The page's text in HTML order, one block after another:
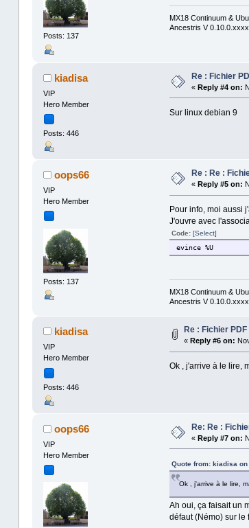
Posts: 137
MX18 Continuum &
Ancestris V 0.10.0.xxxx
kiadisa
VIP
Hero Member
Posts: 446
Re : Fichier
« Reply #4 on:
Sur linux debian 9
oops66
VIP
Hero Member
Posts: 137
Re : Re :
« Reply #5 on:
Pour info, moi aussi
J'ouvre avec
Code: [Select]
evince %U
MX18 Continuum &
Ancestris V 0.10.0.xxxx
kiadisa
VIP
Hero Member
Posts: 446
Re : Fichier PDF
« Reply #6 on:
Ok , j'arrive à le lire,
oops66
VIP
Hero Member
Re: Re :
« Reply #7 on:
Quote from: kiadisa
Ok , j'arrive à le lire,
Ah oui, ça faisait un
défaut (Némo) sur le